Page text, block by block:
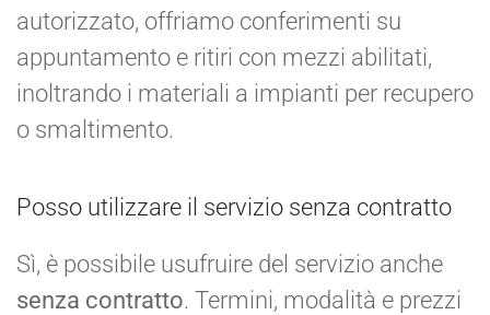
autorizzato, offriamo conferimenti su
appuntamento e ritiri con mezzi abilitati,
inoltrando i materiali a impianti per recupero
o smaltimento.
Posso utilizzare il servizio senza contratto
Sì, è possibile usufruire del servizio anche
senza contratto. Termini, modalità e prezzi